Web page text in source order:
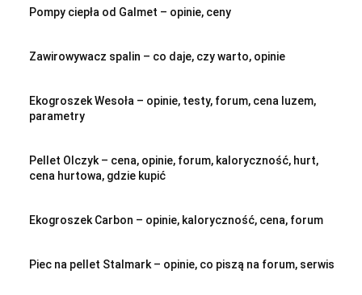
Pompy ciepła od Galmet – opinie, ceny
Zawirowywacz spalin – co daje, czy warto, opinie
Ekogroszek Wesoła – opinie, testy, forum, cena luzem,
parametry
Pellet Olczyk – cena, opinie, forum, kaloryczność, hurt,
cena hurtowa, gdzie kupić
Ekogroszek Carbon – opinie, kaloryczność, cena, forum
Piec na pellet Stalmark – opinie, co piszą na forum, serwis